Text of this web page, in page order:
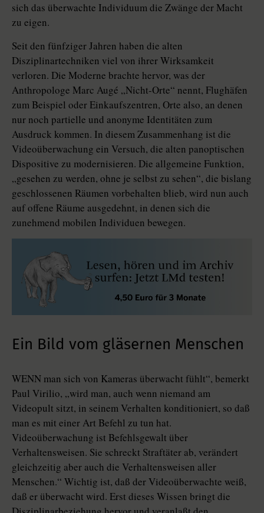
sich das überwachte Individuum die Zwänge der Macht
zu eigen.
Seit den fünfziger Jahren haben die alten
Disziplinartechniken viel von ihrer Wirksamkeit
verloren. Die Moderne brachte hervor, was der
Anthropologe Marc Augé „Nicht-Orte“ nennt, Flughäfen
zum Beispiel oder Einkaufszentren, Orte also, an denen
nur noch partielle und anonyme Identitäten zum
Ausdruck kommen. In diesem Zusammenhang ist die
Videoüberwachung ein Versuch, die alten panoptischen
Dispositive zu modernisieren. Die allgemeine Funktion,
„gesehen zu werden, ohne je selbst zu sehen“, die bislang
geschlossenen Räumen vorbehalten blieb, wird nun auch
auf offene Räume ausgedehnt, in denen sich die
zunehmend mobilen Individuen bewegen.
Ein Bild vom gläsernen Menschen
WENN man sich von Kameras überwacht fühlt“, bemerkt
Paul Virilio, „wird man, auch wenn niemand am
Videopult sitzt, in seinem Verhalten konditioniert, so daß
man es mit einer Art Befehl zu tun hat.
Videoüberwachung ist Befehlsgewalt über
Verhaltensweisen. Sie schreckt Straftäter ab, verändert
gleichzeitig aber auch die Verhaltensweisen aller
Menschen.“ Wichtig ist, daß der Videoüberwachte weiß,
daß er überwacht wird. Erst dieses Wissen bringt die